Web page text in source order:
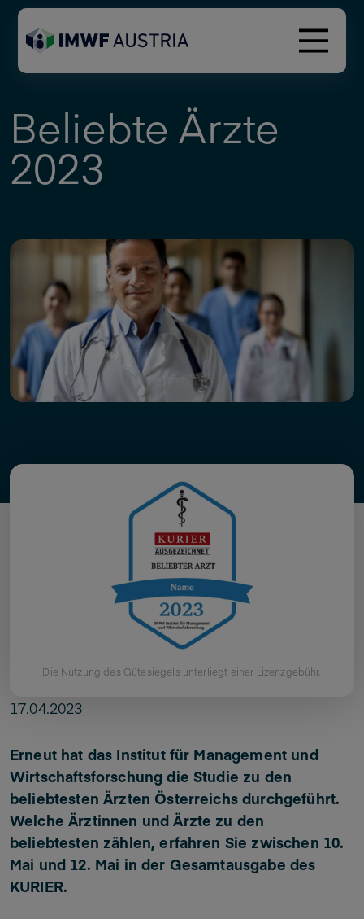
Beliebte Ärzte
2023
Die Nutzung des Gütesiegels unterliegt einer Lizenzgebühr.
17.04.2023
Erneut hat das Institut für Management und
Wirtschaftsforschung die Studie zu den
beliebtesten Ärzten Österreichs durchgeführt.
Welche Ärztinnen und Ärzte zu den
beliebtesten zählen, erfahren Sie zwischen 10.
Mai und 12. Mai in der Gesamtausgabe des
KURIER.